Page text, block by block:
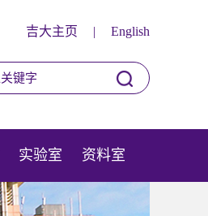
吉大主页 | English
实验室 资料室